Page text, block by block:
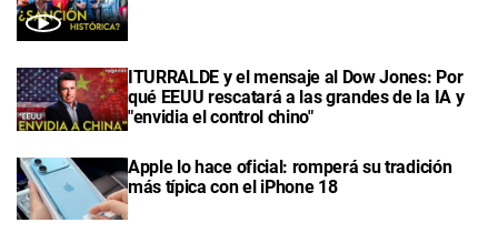
ITURRALDE y el mensaje al Dow Jones: Por
qué EEUU rescatará a las grandes de la IA y
"envidia el control chino"
Apple lo hace oficial: romperá su tradición
más típica con el iPhone 18